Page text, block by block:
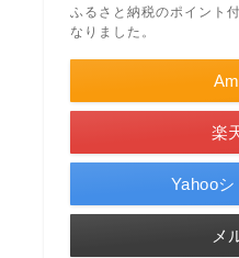
ふるさと納税のポイント
なりました。
楽
Yahoo
メ